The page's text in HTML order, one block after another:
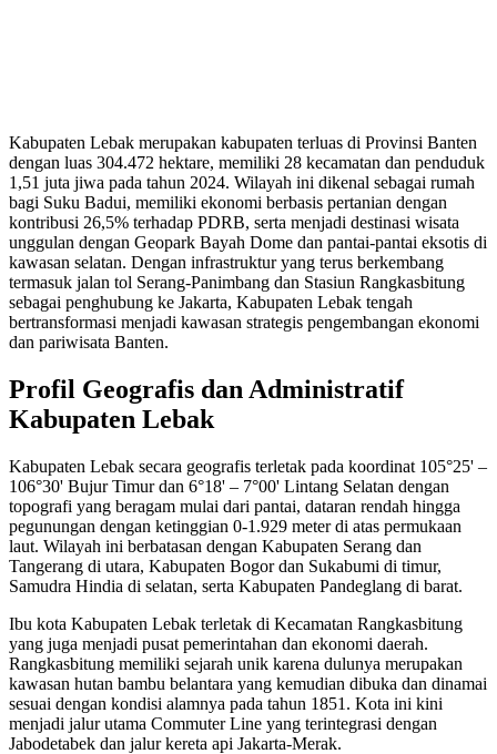
Kabupaten Lebak merupakan kabupaten terluas di Provinsi Banten
dengan luas 304.472 hektare, memiliki 28 kecamatan dan penduduk
1,51 juta jiwa pada tahun 2024. Wilayah ini dikenal sebagai rumah
bagi Suku Badui, memiliki ekonomi berbasis pertanian dengan
kontribusi 26,5% terhadap PDRB, serta menjadi destinasi wisata
unggulan dengan Geopark Bayah Dome dan pantai-pantai eksotis di
kawasan selatan. Dengan infrastruktur yang terus berkembang
termasuk jalan tol Serang-Panimbang dan Stasiun Rangkasbitung
sebagai penghubung ke Jakarta, Kabupaten Lebak tengah
bertransformasi menjadi kawasan strategis pengembangan ekonomi
dan pariwisata Banten.
Profil Geografis dan Administratif
Kabupaten Lebak
Kabupaten Lebak secara geografis terletak pada koordinat 105°25' –
106°30' Bujur Timur dan 6°18' – 7°00' Lintang Selatan dengan
topografi yang beragam mulai dari pantai, dataran rendah hingga
pegunungan dengan ketinggian 0-1.929 meter di atas permukaan
laut. Wilayah ini berbatasan dengan Kabupaten Serang dan
Tangerang di utara, Kabupaten Bogor dan Sukabumi di timur,
Samudra Hindia di selatan, serta Kabupaten Pandeglang di barat.
Ibu kota Kabupaten Lebak terletak di Kecamatan Rangkasbitung
yang juga menjadi pusat pemerintahan dan ekonomi daerah.
Rangkasbitung memiliki sejarah unik karena dulunya merupakan
kawasan hutan bambu belantara yang kemudian dibuka dan dinamai
sesuai dengan kondisi alamnya pada tahun 1851. Kota ini kini
menjadi jalur utama Commuter Line yang terintegrasi dengan
Jabodetabek dan jalur kereta api Jakarta-Merak.